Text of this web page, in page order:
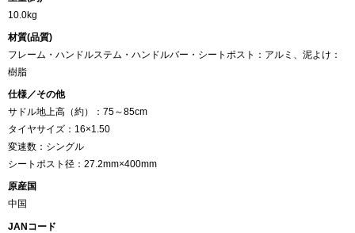
10.0kg
材質(品質)
フレーム・ハンドルステム・ハンドルバー・シートポスト：アルミ、泥よけ：
樹脂
仕様／その他
サドル地上高（約）：75～85cm
タイヤサイズ：16×1.50
変速数：シングル
シートポスト径：27.2mm×400mm
原産国
中国
JANコード